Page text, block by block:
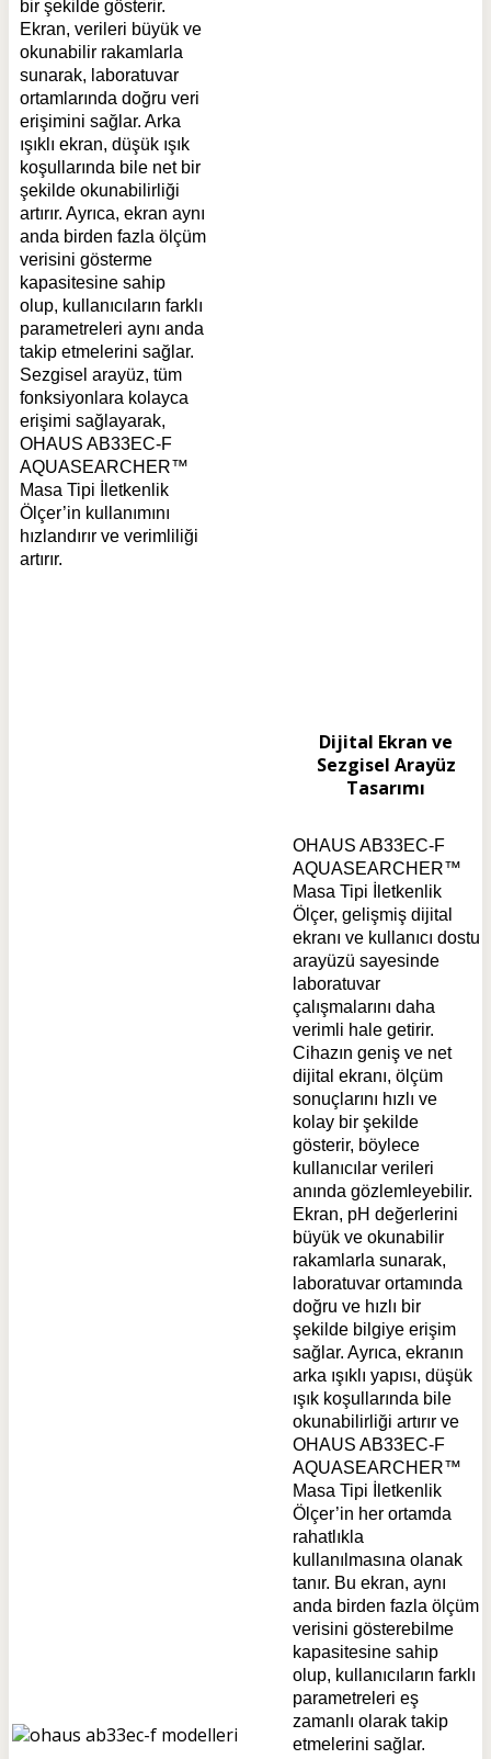
bir şekilde gösterir.
Ekran, verileri büyük ve
okunabilir rakamlarla
sunarak, laboratuvar
ortamlarında doğru veri
erişimini sağlar. Arka
ışıklı ekran, düşük ışık
koşullarında bile net bir
şekilde okunabilirliği
artırır. Ayrıca, ekran aynı
anda birden fazla ölçüm
verisini gösterme
kapasitesine sahip
olup, kullanıcıların farklı
parametreleri aynı anda
takip etmelerini sağlar.
Sezgisel arayüz, tüm
fonksiyonlara kolayca
erişimi sağlayarak,
OHAUS AB33EC-F
AQUASEARCHER™
Masa Tipi İletkenlik
Ölçer’in kullanımını
hızlandırır ve verimliliği
artırır.
Dijital Ekran ve
Sezgisel Arayüz
Tasarımı
OHAUS AB33EC-F
AQUASEARCHER™
Masa Tipi İletkenlik
Ölçer, gelişmiş dijital
ekranı ve kullanıcı dostu
arayüzü sayesinde
laboratuvar
çalışmalarını daha
verimli hale getirir.
Cihazın geniş ve net
dijital ekranı, ölçüm
sonuçlarını hızlı ve
kolay bir şekilde
gösterir, böylece
kullanıcılar verileri
anında gözlemleyebilir.
Ekran, pH değerlerini
büyük ve okunabilir
rakamlarla sunarak,
laboratuvar ortamında
doğru ve hızlı bir
şekilde bilgiye erişim
sağlar. Ayrıca, ekranın
arka ışıklı yapısı, düşük
ışık koşullarında bile
okunabilirliği artırır ve
OHAUS AB33EC-F
AQUASEARCHER™
Masa Tipi İletkenlik
Ölçer’in her ortamda
rahatlıkla
kullanılmasına olanak
tanır. Bu ekran, aynı
anda birden fazla ölçüm
verisini gösterebilme
kapasitesine sahip
olup, kullanıcıların farklı
parametreleri eş
zamanlı olarak takip
etmelerini sağlar.